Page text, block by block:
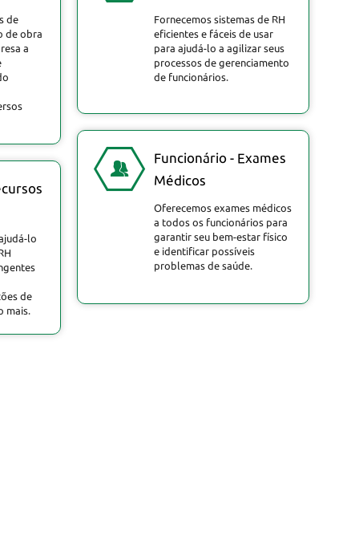
de
de obra
a
lo
de
mais.
Fornecemos sistemas de RH
eficientes e fáceis de usar
para ajudá-lo a agilizar seus
processos de gerenciamento
de funcionários.
Funcionário - Exames
Médicos
Oferecemos exames médicos
a todos os funcionários para
garantir seu bem-estar físico
e identificar possíveis
problemas de saúde.